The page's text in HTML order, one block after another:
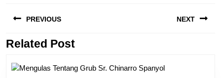
posPREVIOUS
Previous
NEXT
Related Post